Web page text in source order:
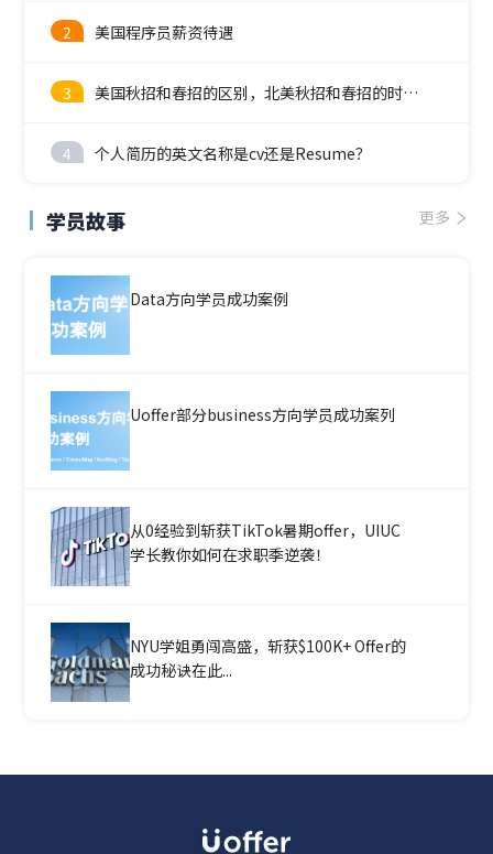
2 美国程序员薪资待遇
3 美国秋招和春招的区别，北美秋招和春招的时间线
4 个人简历的英文名称是cv还是Resume？
学员故事 更多
Data方向学员成功案例
Uoffer部分business方向学员成功案列
从0经验到斩获TikTok暑期offer，UIUC
学长教你如何在求职季逆袭！
NYU学姐勇闯高盛，斩获$100K+ Offer的
成功秘诀在此...